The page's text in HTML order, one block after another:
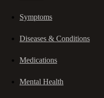
Symptoms
Diseases & Conditions
Medications
Mental Health